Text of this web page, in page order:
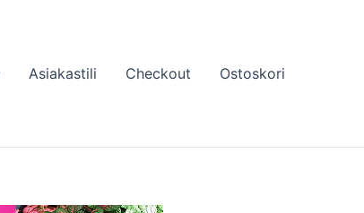
Asiakastili Checkout Ostoskori